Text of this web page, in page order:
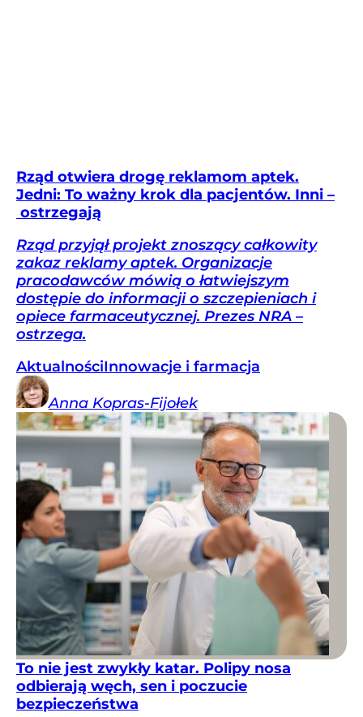
Rząd otwiera drogę reklamom aptek.
Jedni: To ważny krok dla pacjentów. Inni –
ostrzegają
Rząd przyjął projekt znoszący całkowity
zakaz reklamy aptek. Organizacje
pracodawców mówią o łatwiejszym
dostępie do informacji o szczepieniach i
opiece farmaceutycznej. Prezes NRA –
ostrzega.
AktualnościInnowacje i farmacja
Anna Kopras-Fijołek
To nie jest zwykły katar. Polipy nosa
odbierają węch, sen i poczucie
bezpieczeństwa